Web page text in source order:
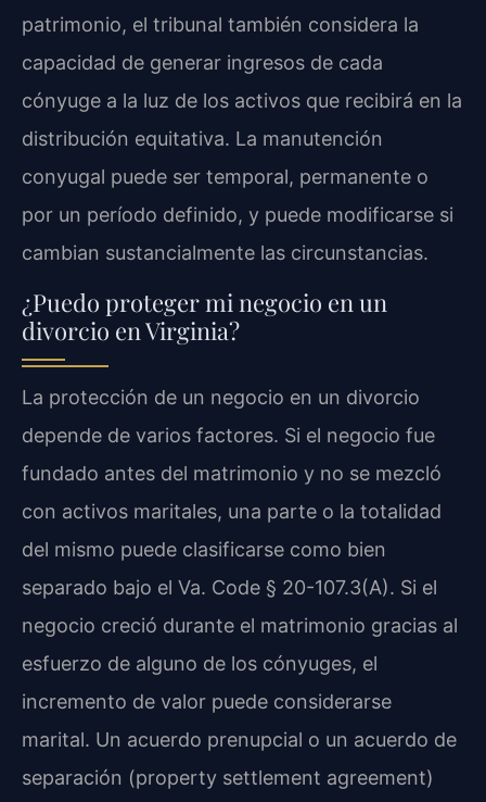
patrimonio, el tribunal también considera la
capacidad de generar ingresos de cada
cónyuge a la luz de los activos que recibirá en la
distribución equitativa. La manutención
conyugal puede ser temporal, permanente o
por un período definido, y puede modificarse si
cambian sustancialmente las circunstancias.
¿Puedo proteger mi negocio en un
divorcio en Virginia?
La protección de un negocio en un divorcio
depende de varios factores. Si el negocio fue
fundado antes del matrimonio y no se mezcló
con activos maritales, una parte o la totalidad
del mismo puede clasificarse como bien
separado bajo el Va. Code § 20-107.3(A). Si el
negocio creció durante el matrimonio gracias al
esfuerzo de alguno de los cónyuges, el
incremento de valor puede considerarse
marital. Un acuerdo prenupcial o un acuerdo de
separación (property settlement agreement)